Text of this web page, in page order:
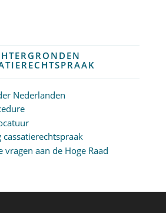
Nederlanden
aan de Hoge Raad